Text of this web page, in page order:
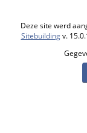
Deze site werd
Sitebuildingv.